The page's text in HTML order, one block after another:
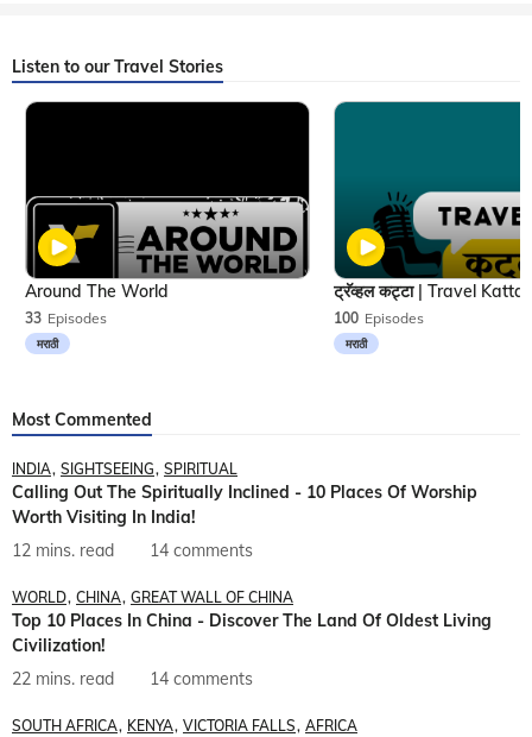
Listen to our Travel Stories
33 Episodes
मराठी
Around The World
100 Episodes
मराठी
Most Commented
INDIA SIGHTSEEING SPIRITUAL
Calling Out The Spiritually Inclined - 10 Places Of Worship
Worth Visiting In India!
12 mins. read
14 comments
WORLD CHINA GREAT WALL OF CHINA
Top 10 Places In China - Discover The Land Of Oldest Living
Civilization!
22 mins. read
14 comments
SOUTH AFRICA KENYA VICTORIA FALLS AFRICA